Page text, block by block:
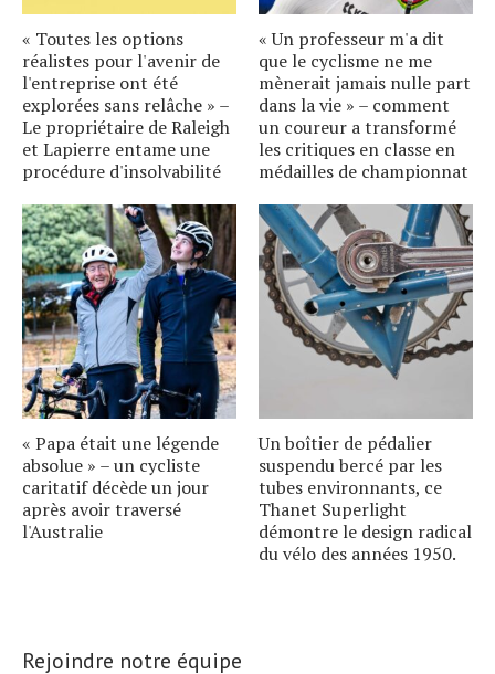
« Toutes les options
réalistes pour l'avenir de
l'entreprise ont été
explorées sans relâche » –
Le propriétaire de Raleigh
et Lapierre entame une
procédure d'insolvabilité
« Un professeur m'a dit
que le cyclisme ne me
mènerait jamais nulle part
dans la vie » – comment
un coureur a transformé
les critiques en classe en
médailles de championnat
« Papa était une légende
absolue » – un cycliste
caritatif décède un jour
après avoir traversé
l'Australie
Un boîtier de pédalier
suspendu bercé par les
tubes environnants, ce
Thanet Superlight
démontre le design radical
du vélo des années 1950.
Rejoindre notre équipe